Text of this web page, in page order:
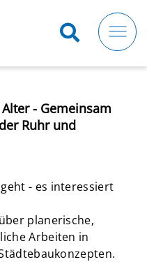
- Gemeinsam
Ruhr und
- es interessiert
planerische,
Arbeiten in